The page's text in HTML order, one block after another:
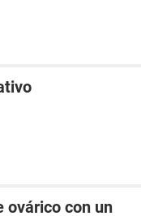
ovárico con un